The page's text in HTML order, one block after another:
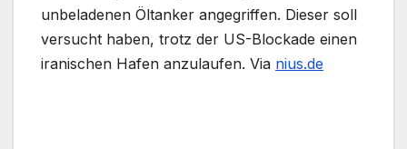
unbeladenen Öltanker angegriffen. Dieser soll
versucht haben, trotz der US-Blockade einen
iranischen Hafen anzulaufen. Via nius.de